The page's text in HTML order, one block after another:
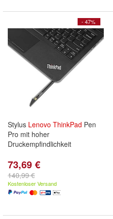
- 47%
Stylus Lenovo ThinkPad Pen
Pro mit hoher
Druckempfindlichkeit
73,69 €
140,99 €
Kostenloser Versand